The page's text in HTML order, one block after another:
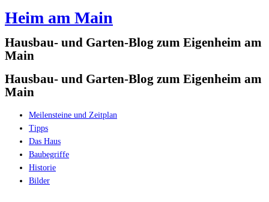
Zum
springen
Heim am Main
Hausbau- und Garten-Blog zum Eigenheim am
Main
Hausbau- und Garten-Blog zum Eigenheim am
Main
Meilensteine und Zeitplan
Tipps
Das Haus
Baubegriffe
Historie
Bilder